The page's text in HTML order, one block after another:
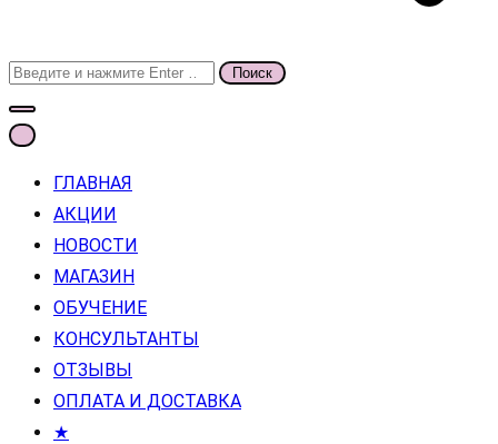
Поиск
для:
ГЛАВНАЯ
АКЦИИ
НОВОСТИ
МАГАЗИН
ОБУЧЕНИЕ
КОНСУЛЬТАНТЫ
ОТЗЫВЫ
ОПЛАТА И ДОСТАВКА
★